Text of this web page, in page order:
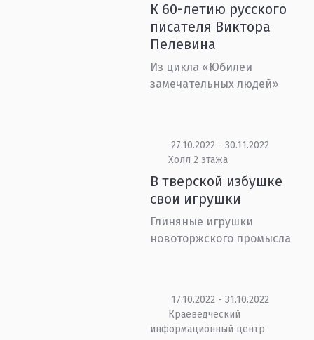
К 60-летию русского
писателя Виктора
Пелевина
Из цикла «Юбилеи
замечательных людей»
27.10.2022 - 30.11.2022
Холл 2 этажа
В тверской избушке
свои игрушки
Глиняные игрушки
новоторжского промысла
17.10.2022 - 31.10.2022
Краеведческий
информационный центр